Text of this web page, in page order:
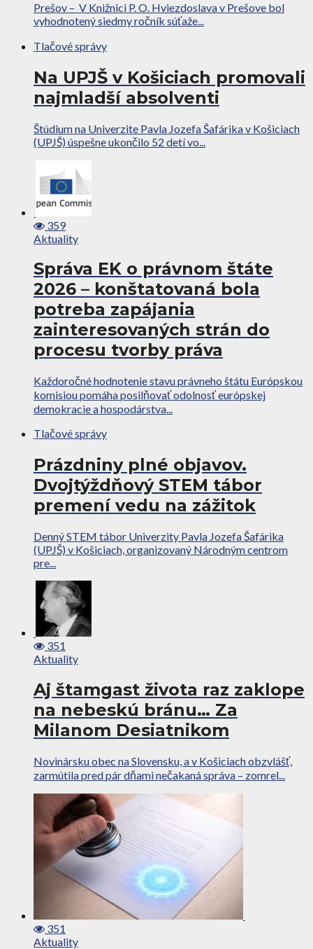
Prešov – V Knižnici P. O. Hviezdoslava v Prešove bol
vyhodnotený siedmy ročník súťaže...
Tlačové správy
Na UPJŠ v Košiciach promovali
najmladší absolventi
Štúdium na Univerzite Pavla Jozefa Šafárika v Košiciach
(UPJŠ) úspešne ukončilo 52 detí vo...
359
Aktuality
Správa EK o právnom štáte
2026 – konštatovaná bola
potreba zapájania
zainteresovaných strán do
procesu tvorby práva
Každoročné hodnotenie stavu právneho štátu Európskou
komisiou pomáha posilňovať odolnosť európskej
demokracie a hospodárstva...
Tlačové správy
Prázdniny plné objavov.
Dvojtýždňový STEM tábor
premení vedu na zážitok
Denný STEM tábor Univerzity Pavla Jozefa Šafárika
(UPJŠ) v Košiciach, organizovaný Národným centrom
pre...
351
Aktuality
Aj štamgast života raz zaklope
na nebeskú bránu… Za
Milanom Desiatnikom
Novinársku obec na Slovensku, a v Košiciach obzvlášť,
zarmútila pred pár dňami nečakaná správa – zomrel...
351
Aktuality